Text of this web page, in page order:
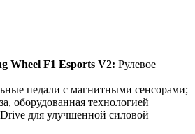
Wheel F1 Esports V2: Рулевое
педали с магнитными сенсорами;
оборудованная технологией
для улучшенной силовой